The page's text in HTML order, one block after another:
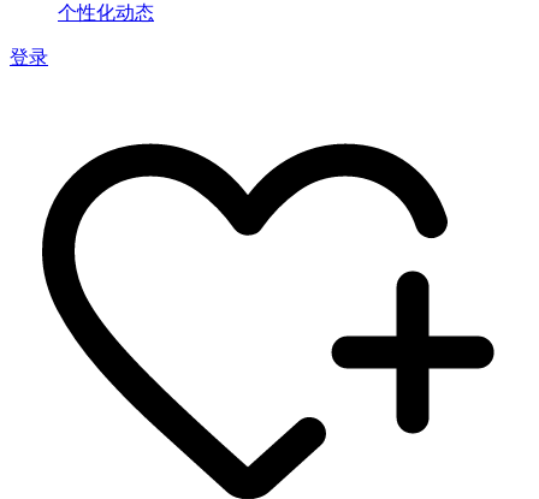
个性化动态
登录